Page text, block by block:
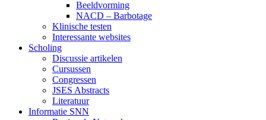
Beeldvorming
NACD – Barbotage
Klinische testen
Interessante websites
Scholing
Discussie artikelen
Cursussen
Congressen
JSES Abstracts
Literatuur
Informatie SNN